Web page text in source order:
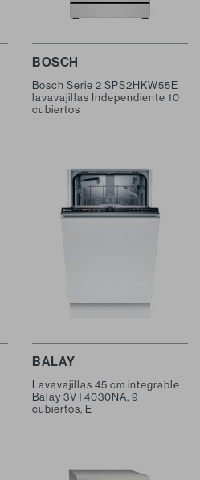
BOSCH
Bosch Serie 2 SPS2HKW55E
lavavajillas Independiente 10
cubiertos
BALAY
Lavavajillas 45 cm integrable
Balay 3VT4030NA, 9
cubiertos, E